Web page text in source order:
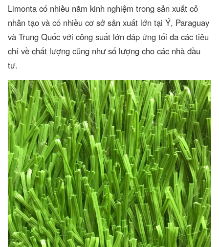
Limonta có nhiều năm kinh nghiệm trong sản xuất cỏ
nhân tạo và có nhiều cơ sở sản xuất lớn tại Ý, Paraguay
và Trung Quốc với công suất lớn đáp ứng tối đa các tiêu
chí về chất lượng cũng như số lượng cho các nhà đầu
tư.